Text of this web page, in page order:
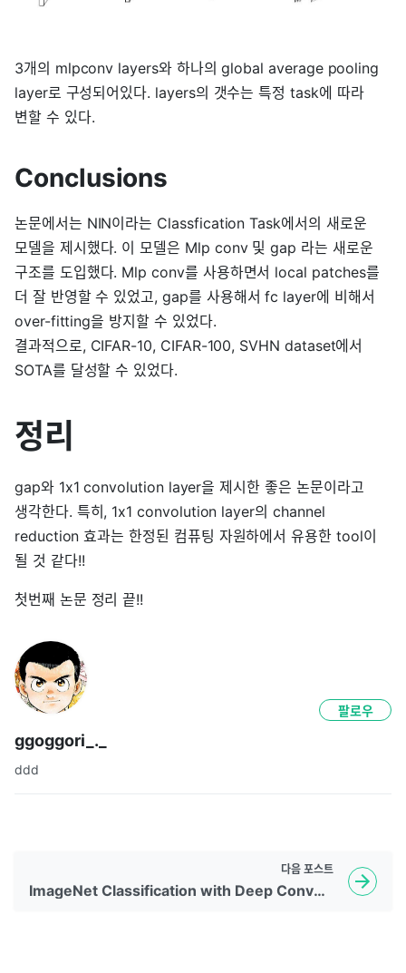
3개의 mlpconv layers와 하나의 global average pooling
layer로 구성되어있다. layers의 갯수는 특정 task에 따라
변할 수 있다.
Conclusions
논문에서는 NIN이라는 Classfication Task에서의 새로운
모델을 제시했다. 이 모델은 Mlp conv 및 gap 라는 새로운
구조를 도입했다. Mlp conv를 사용하면서 local patches를
더 잘 반영할 수 있었고, gap를 사용해서 fc layer에 비해서
over-fitting을 방지할 수 있었다.
결과적으로, CIFAR-10, CIFAR-100, SVHN dataset에서
SOTA를 달성할 수 있었다.
정리
gap와 1x1 convolution layer을 제시한 좋은 논문이라고
생각한다. 특히, 1x1 convolution layer의 channel
reduction 효과는 한정된 컴퓨팅 자원하에서 유용한 tool이
될 것 같다!!
첫번째 논문 정리 끝!!
ggoggori_._
ddd
팔로우
다음 포스트
ImageNet Classification with Deep Convolutional Neural Networks(Alexnet) 논문 정리